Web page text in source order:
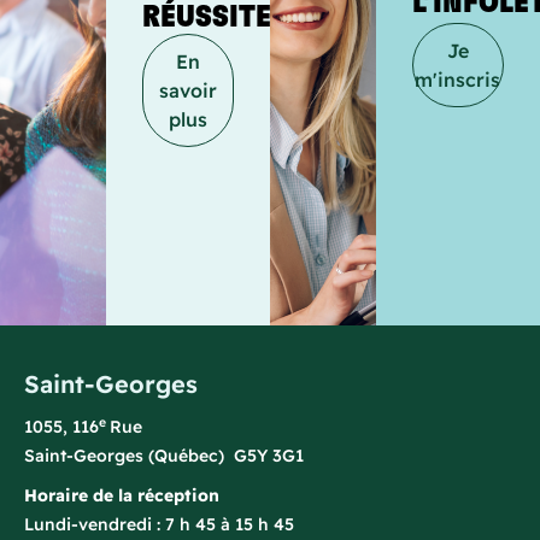
RÉUSSITE
En
savoir
plus
Je
m'inscris
Saint-Georges
1055, 116e Rue
Saint-Georges (Québec) G5Y 3G1
Horaire de la réception
Lundi-vendredi : 7 h 45 à 15 h 45